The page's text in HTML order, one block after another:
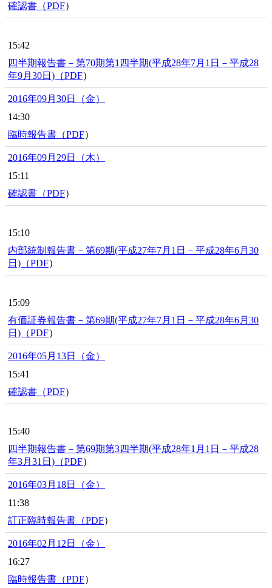
確認書（PDF）
15:42
四半期報告書－第70期第1四半期(平成28年7月1日－平成28
年9月30日)（PDF）
2016年09月30日（金）
14:30
臨時報告書（PDF）
2016年09月29日（木）
15:11
確認書（PDF）
15:10
内部統制報告書－第69期(平成27年7月1日－平成28年6月30
日)（PDF）
15:09
有価証券報告書－第69期(平成27年7月1日－平成28年6月30
日)（PDF）
2016年05月13日（金）
15:41
確認書（PDF）
15:40
四半期報告書－第69期第3四半期(平成28年1月1日－平成28
年3月31日)（PDF）
2016年03月18日（金）
11:38
訂正臨時報告書（PDF）
2016年02月12日（金）
16:27
臨時報告書（PDF）